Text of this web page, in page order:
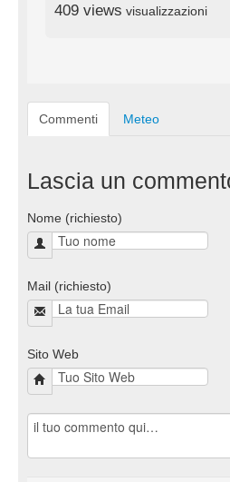
409 views visualizzazioni
Commenti Meteo
Lascia un
Nome (richiesto)
Mail (richiesto)
Sito Web